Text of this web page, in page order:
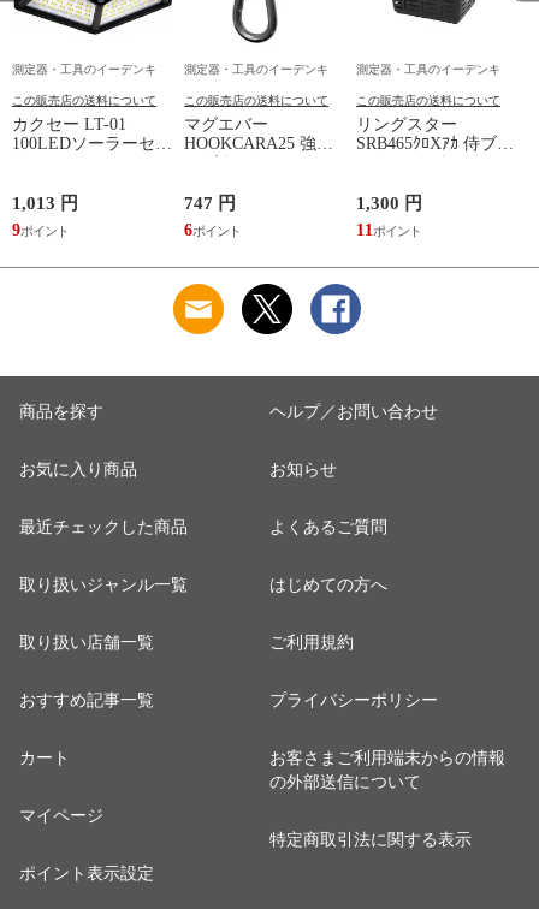
測定器・工具のイーデンキ
この販売店の送料について
カクセー LT-01
100LEDソーラーセン
1,013 円
9
測定器・工具のイーデンキ
この販売店の送料について
マグエバー
HOOKCARA25 強力
マグネットフック カ
747 円
6
測定器・工具のイーデンキ
この販売店の送料について
リングスター
SRB465ｸﾛXｱｶ 侍ブラ
ック スーパーバスケ
ハンドル仕様
1,300 円
11
商品を探す
お気に入り商品
最近チェックした商品
取り扱いジャンル一覧
取り扱い店舗一覧
おすすめ記事一覧
カート
マイページ
ポイント表示設定
ヘルプ／お問い合わせ
お知らせ
よくあるご質問
はじめての方へ
ご利用規約
プライバシーポリシー
お客さまご利用端末からの情報
の外部送信について
特定商取引法に関する表示